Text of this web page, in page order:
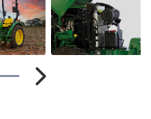
Próximo